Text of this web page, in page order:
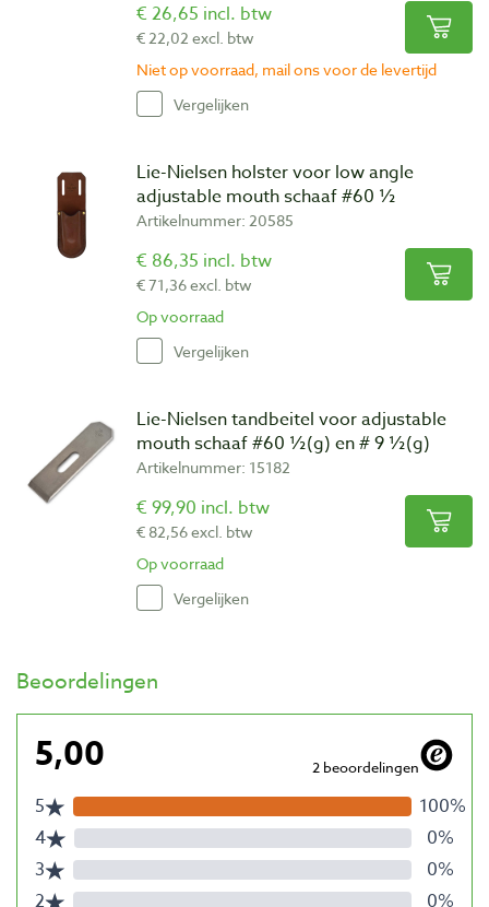
€ 26,65 incl. btw
€ 22,02 excl. btw
Niet op voorraad, mail ons voor de levertijd
Vergelijken
Lie-Nielsen holster voor low angle
adjustable mouth schaaf #60 ½
Artikelnummer: 20585
€ 86,35 incl. btw
€ 71,36 excl. btw
Op voorraad
Vergelijken
Lie-Nielsen tandbeitel voor adjustable
mouth schaaf #60 ½(g) en # 9 ½(g)
Artikelnummer: 15182
€ 99,90 incl. btw
€ 82,56 excl. btw
Op voorraad
Vergelijken
Beoordelingen